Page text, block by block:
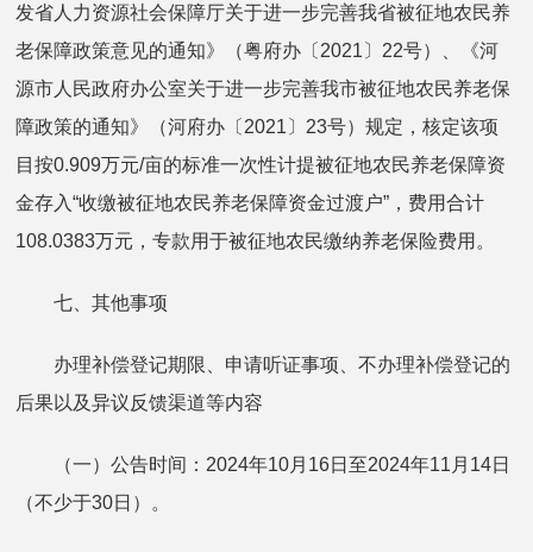
发省人力资源社会保障厅关于进一步完善我省被征地农民养
老保障政策意见的通知》（粤府办〔2021〕22号）、《河
源市人民政府办公室关于进一步完善我市被征地农民养老保
障政策的通知》（河府办〔2021〕23号）规定，核定该项
目按0.909万元/亩的标准一次性计提被征地农民养老保障资
金存入“收缴被征地农民养老保障资金过渡户”，费用合计
108.0383万元，专款用于被征地农民缴纳养老保险费用。
七、其他事项
办理补偿登记期限、申请听证事项、不办理补偿登记的
后果以及异议反馈渠道等内容
（一）公告时间：2024年10月16日至2024年11月14日
（不少于30日）。